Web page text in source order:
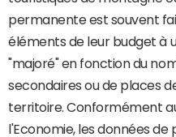
permanente est souvent
éléments de leur budget à
"majoré" en fonction du
secondaires ou de places
territoire. Conformément
l'Economie, les données